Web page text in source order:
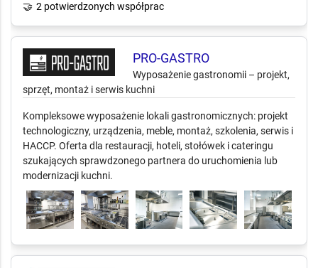
🤝 2 potwierdzonych współprac
PRO-GASTRO
Wyposażenie gastronomii – projekt,
sprzęt, montaż i serwis kuchni
Kompleksowe wyposażenie lokali gastronomicznych: projekt
technologiczny, urządzenia, meble, montaż, szkolenia, serwis i
HACCP. Oferta dla restauracji, hoteli, stołówek i cateringu
szukających sprawdzonego partnera do uruchomienia lub
modernizacji kuchni.